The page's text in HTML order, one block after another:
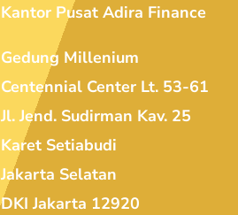
Kantor Pusat Adira Finance
Gedung Millenium
Centennial Center Lt. 53-61
Jl. Jend. Sudirman Kav. 25
Karet Setiabudi
Jakarta Selatan
DKI Jakarta 12920